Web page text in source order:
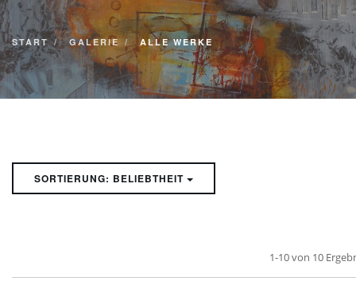
KONTAKT
GALERIE
SUCHE
START GALERIE ALLE WERKE
SORTIERUNG: BELIEBTHEIT
1-10 von 10